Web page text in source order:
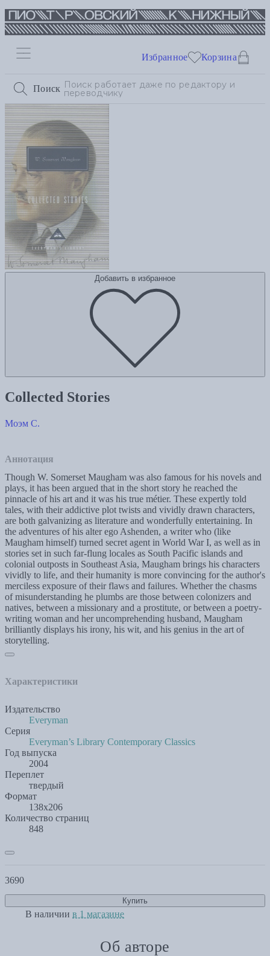
Поиск
Избранное Корзина
Добавить в избранное
Collected Stories
Моэм С.
Аннотация
Though W. Somerset Maugham was also famous for his novels and
plays, it has been argued that in the short story he reached the
pinnacle of his art and it was his true métier. These expertly told
tales, with their addictive plot twists and vividly drawn characters,
are both galvanizing as literature and wonderfully entertaining. In
the adventures of his alter ego Ashenden, a writer who (like
Maugham himself) turned secret agent in World War I, as well as in
stories set in such far-flung locales as South Pacific islands and
colonial outposts in Southeast Asia, Maugham brings his characters
vividly to life, and their humanity is more convincing for the author's
merciless exposure of their flaws and failures. Whether the chasms
of misunderstanding he plumbs are those between colonizers and
natives, between a missionary and a prostitute, or between a poetry-
writing woman and her uncomprehending husband, Maugham
brilliantly displays his irony, his wit, and his genius in the art of
storytelling.
Характеристики
Издательство
Everyman
Серия
Everyman’s Library Contemporary Classics
Год выпуска
2004
Переплет
твердый
Формат
138х206
Количество страниц
848
3690
Купить
В наличии в 1 магазине
Об авторе